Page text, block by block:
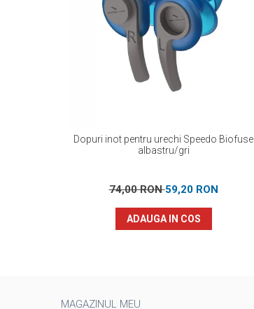
Dopuri inot pentru urechi Speedo Biofuse
albastru/gri
74,00 RON59,20 RON
ADAUGA IN COS
MAGAZINUL MEU